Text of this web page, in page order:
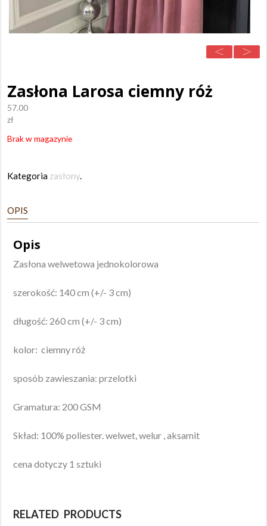
Zasłona Larosa ciemny róż
57.00
zł
Brak w magazynie
Kategoria zasłony.
OPIS
Opis
Zasłona welwetowa jednokolorowa
szerokość: 140 cm (+/- 3 cm)
długość: 260 cm (+/- 3 cm)
kolor: ciemny róż
sposób zawieszania: przelotki
Gramatura: 200 GSM
Skład: 100% poliester. welwet, welur , aksamit
cena dotyczy 1 sztuki
RELATED PRODUCTS